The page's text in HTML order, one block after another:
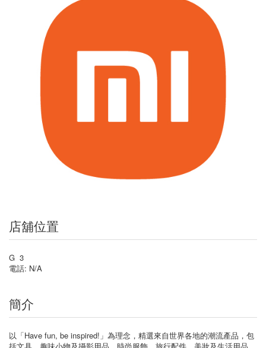
店舖位置
G 3
電話: N/A
簡介
以「Have fun, be inspired!」為理念，精選來自世界各地的潮流產品，包